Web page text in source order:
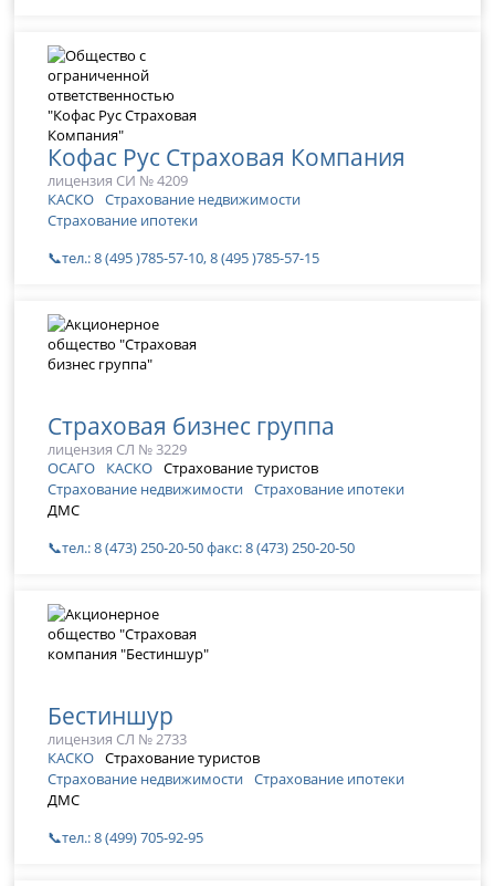
Кофас Рус Страховая Компания
лицензия СИ № 4209
КАСКО Страхование недвижимости
Страхование ипотеки
📞тел.: 8 (495 )785-57-10, 8 (495 )785-57-15
Страховая бизнес группа
лицензия СЛ № 3229
ОСАГО
КАСКО Страхование туристов
Страхование недвижимости Страхование ипотеки
ДМС
📞тел.: 8 (473) 250-20-50 факс: 8 (473) 250-20-50
Бестиншур
лицензия СЛ № 2733
КАСКО Страхование туристов
Страхование недвижимости Страхование ипотеки
ДМС
📞тел.: 8 (499) 705-92-95